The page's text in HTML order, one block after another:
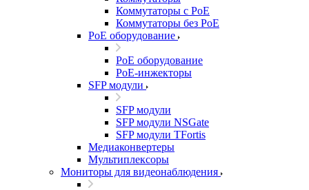
Коммутаторы с PoE
Коммутаторы без PoE
PoE оборудование
PoE оборудование
PoE-инжекторы
SFP модули
SFP модули
SFP модули NSGate
SFP модули TFortis
Медиаконвертеры
Мультиплексоры
Мониторы для видеонаблюдения